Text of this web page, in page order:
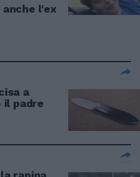
l'ex
a
padre